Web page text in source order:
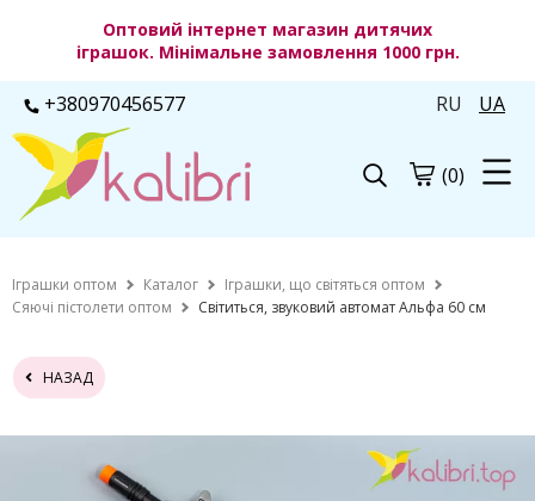
Оптовий інтернет магазин дитячих
іграшок. Мінімальне замовлення 1000 грн.
+380970456577 RU UA
(0)
Іграшки оптом Каталог
Іграшки, що світяться оптом
Сяючі пістолети оптом
Світиться, звуковий автомат Альфа 60 см
НАЗАД